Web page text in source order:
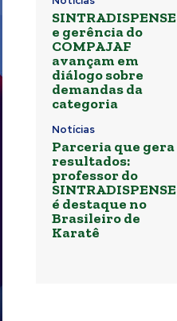
SINTRADISPENSE
e gerência do
COMPAJAF
avançam em
diálogo sobre
demandas da
categoria
Notícias
Parceria que gera
resultados:
professor do
SINTRADISPENSE
é destaque no
Brasileiro de
Karatê